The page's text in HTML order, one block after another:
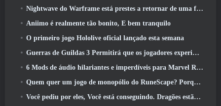
Nightwave do Warframe está prestes a retornar de uma forma chocante
Aniimo é realmente tão bonito, E bem tranquilo
O primeiro jogo Hololive oficial lançado esta semana
Guerras de Guildas 3 Permitirá que os jogadores experimentem o mundo de Tyria antes que os Elder Dragons acordem
6 Mods de áudio hilariantes e imperdíveis para Marvel Rivals
Quem quer um jogo de monopólio do RuneScape? Porque um está a caminho
Você pediu por eles, Você está conseguindo. Dragões estão chegando a Albion Online